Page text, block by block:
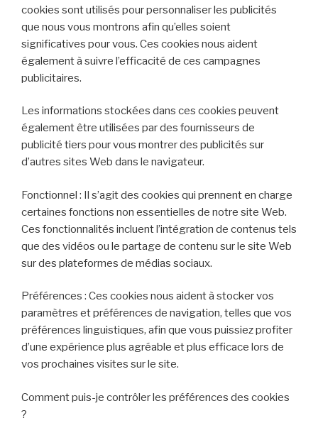
cookies sont utilisés pour personnaliser les publicités
que nous vous montrons afin qu’elles soient
significatives pour vous. Ces cookies nous aident
également à suivre l’efficacité de ces campagnes
publicitaires.
Les informations stockées dans ces cookies peuvent
également être utilisées par des fournisseurs de
publicité tiers pour vous montrer des publicités sur
d’autres sites Web dans le navigateur.
Fonctionnel : Il s’agit des cookies qui prennent en charge
certaines fonctions non essentielles de notre site Web.
Ces fonctionnalités incluent l’intégration de contenus tels
que des vidéos ou le partage de contenu sur le site Web
sur des plateformes de médias sociaux.
Préférences : Ces cookies nous aident à stocker vos
paramètres et préférences de navigation, telles que vos
préférences linguistiques, afin que vous puissiez profiter
d’une expérience plus agréable et plus efficace lors de
vos prochaines visites sur le site.
Comment puis-je contrôler les préférences des cookies
?